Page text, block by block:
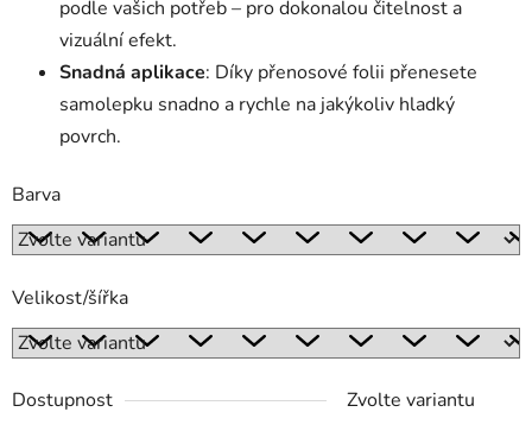
podle vašich potřeb – pro dokonalou čitelnost a
vizuální efekt.
Snadná aplikace: Díky přenosové folii přenesete
samolepku snadno a rychle na jakýkoliv hladký
povrch.
Barva
Velikost/šířka
Dostupnost Zvolte variantu